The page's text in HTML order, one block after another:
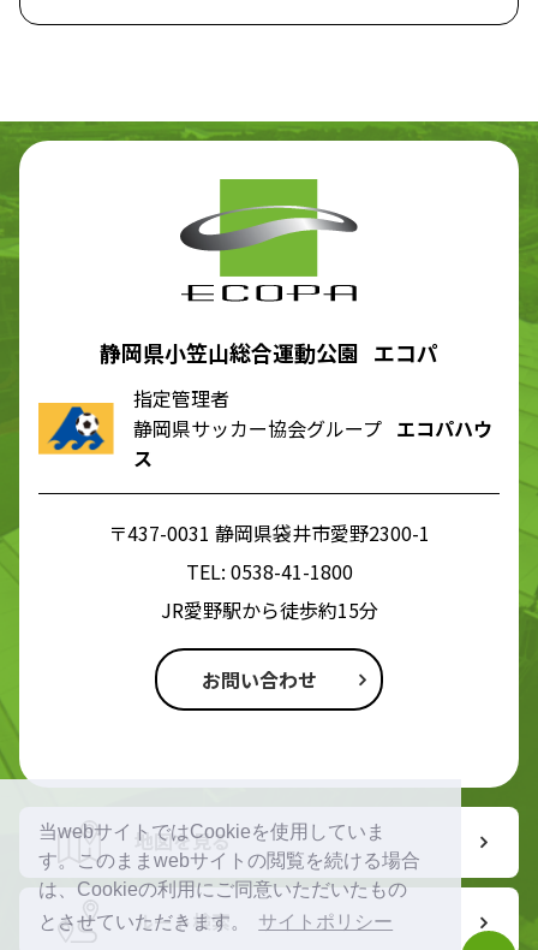
当webサイトではCookieを使用していま
す。このままwebサイトの閲覧を続ける場合
は、Cookieの利用にご同意いただいたもの
とさせていただきます。
サイトポリシー
静岡県小笠山総合運動公園 エコパ
指定管理者
静岡県サッカー協会グループ エコパハウ
ス
〒437-0031 静岡県袋井市愛野2300-1
TEL: 0538-41-1800
JR愛野駅から徒歩約15分
お問い合わせ
地図を見る
ルート検索